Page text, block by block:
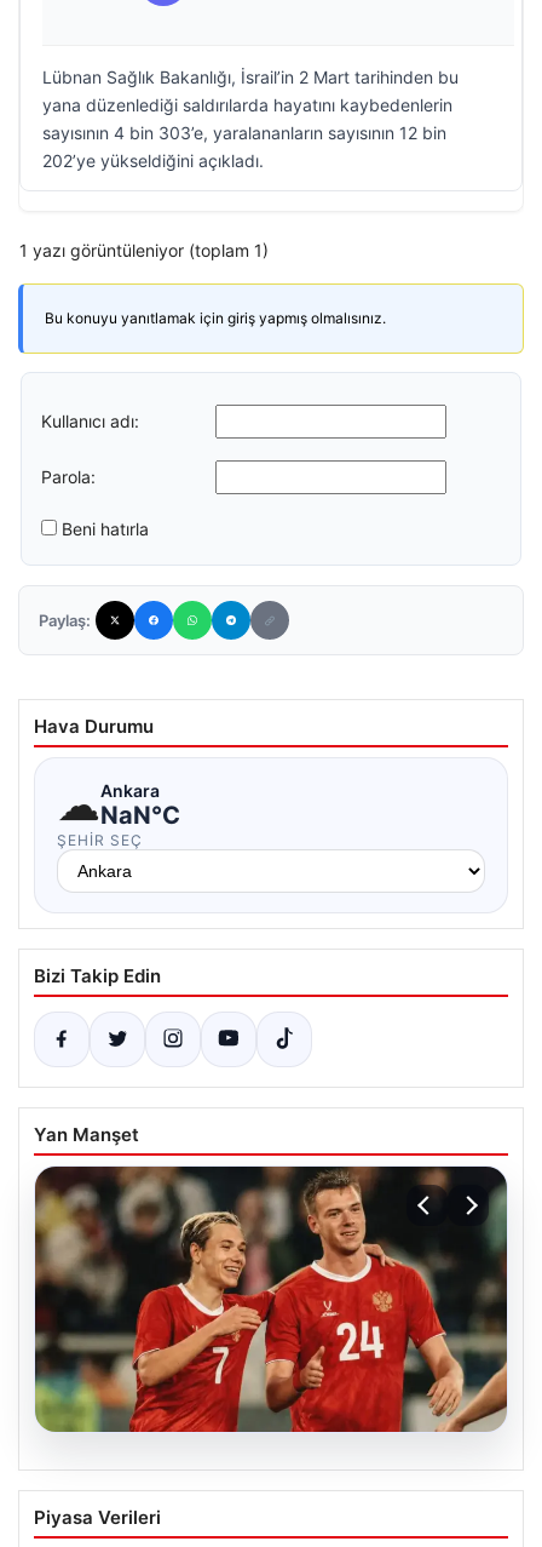
Lübnan Sağlık Bakanlığı, İsrail’in 2 Mart tarihinden bu
yana düzenlediği saldırılarda hayatını kaybedenlerin
sayısının 4 bin 303’e, yaralananların sayısının 12 bin
202’ye yükseldiğini açıkladı.
1 yazı görüntüleniyor (toplam 1)
Bu konuyu yanıtlamak için giriş yapmış olmalısınız.
Kullanıcı adı:
Parola:
Beni hatırla
Paylaş:
Hava Durumu
☁Ankara
NaN°C
ŞEHIR SEÇ
Bizi Takip Edin
Yan Manşet
05.08.2026
Aleksey Batrakov’dan Galatasaray
İddialarına Yöneşli Yanıt!
Piyasa Verileri